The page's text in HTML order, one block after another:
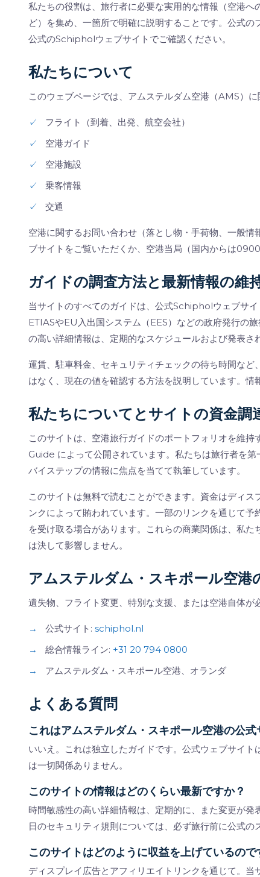
私たちの役割は、旅行者に必要な実用的な情報（空港
ど）を集め、一箇所で明確に説明することです。公式
公式のSchipholウェブサイトでご確認ください。
私たちについて
このウェブページでは、アムステルダム空港（AMS）
✓
フライト（到着、出発、航空会社）
✓
空港ガイド
✓
空港施設
✓
乗客情報
✓
交通
空港に関するお問い合わせ（落とし物・手荷物、一般
ブサイトをご覧いただくか、空港当局（国内からは
ガイドの調査方法と最新情報の維
当サイトのすべてのガイドは、公式Schipholウェブサ
ETIASやEU入出国システム（EES）などの政府発行の
の高い詳細情報は、定期的なスケジュールおよび発表さ
運賃、駐車料金、セキュリティチェックの待ち時間な
はなく、現在の値を確認する方法を説明しています。情
私たちについてとサイトの資金調
このサイトは、空港旅行ガイドのポートフォリオを維
Guide によって公開されています。私たちは旅行者を
バイステップの情報に焦点を当てて執筆しています。
このサイトは無料で読むことができます。資金はディ
ンクによって賄われています。一部のリンクを通じて
を受け取る場合があります。これらの商業関係は、私
は決して影響しません。
アムステルダム・スキポール空港
遺失物、フライト変更、特別な支援、または空港自体
→ 公式サイト: schiphol.nl
→
総合情報ライン: +31 20 794 0800
→
アムステルダム・スキポール空港、オランダ
よくある質問
これはアムステルダム・スキポール空港の公式
いいえ。これは独立したガイドです。公式ウェブサイト
は一切関係ありません。
このサイトの情報はどのくらい最新ですか？
時間敏感性の高い詳細情報は、定期的に、また変更が
日のセキュリティ規則については、必ず旅行前に公式の
このサイトはどのように収益を上げているので
ディスプレイ広告とアフィリエイトリンクを通じて。